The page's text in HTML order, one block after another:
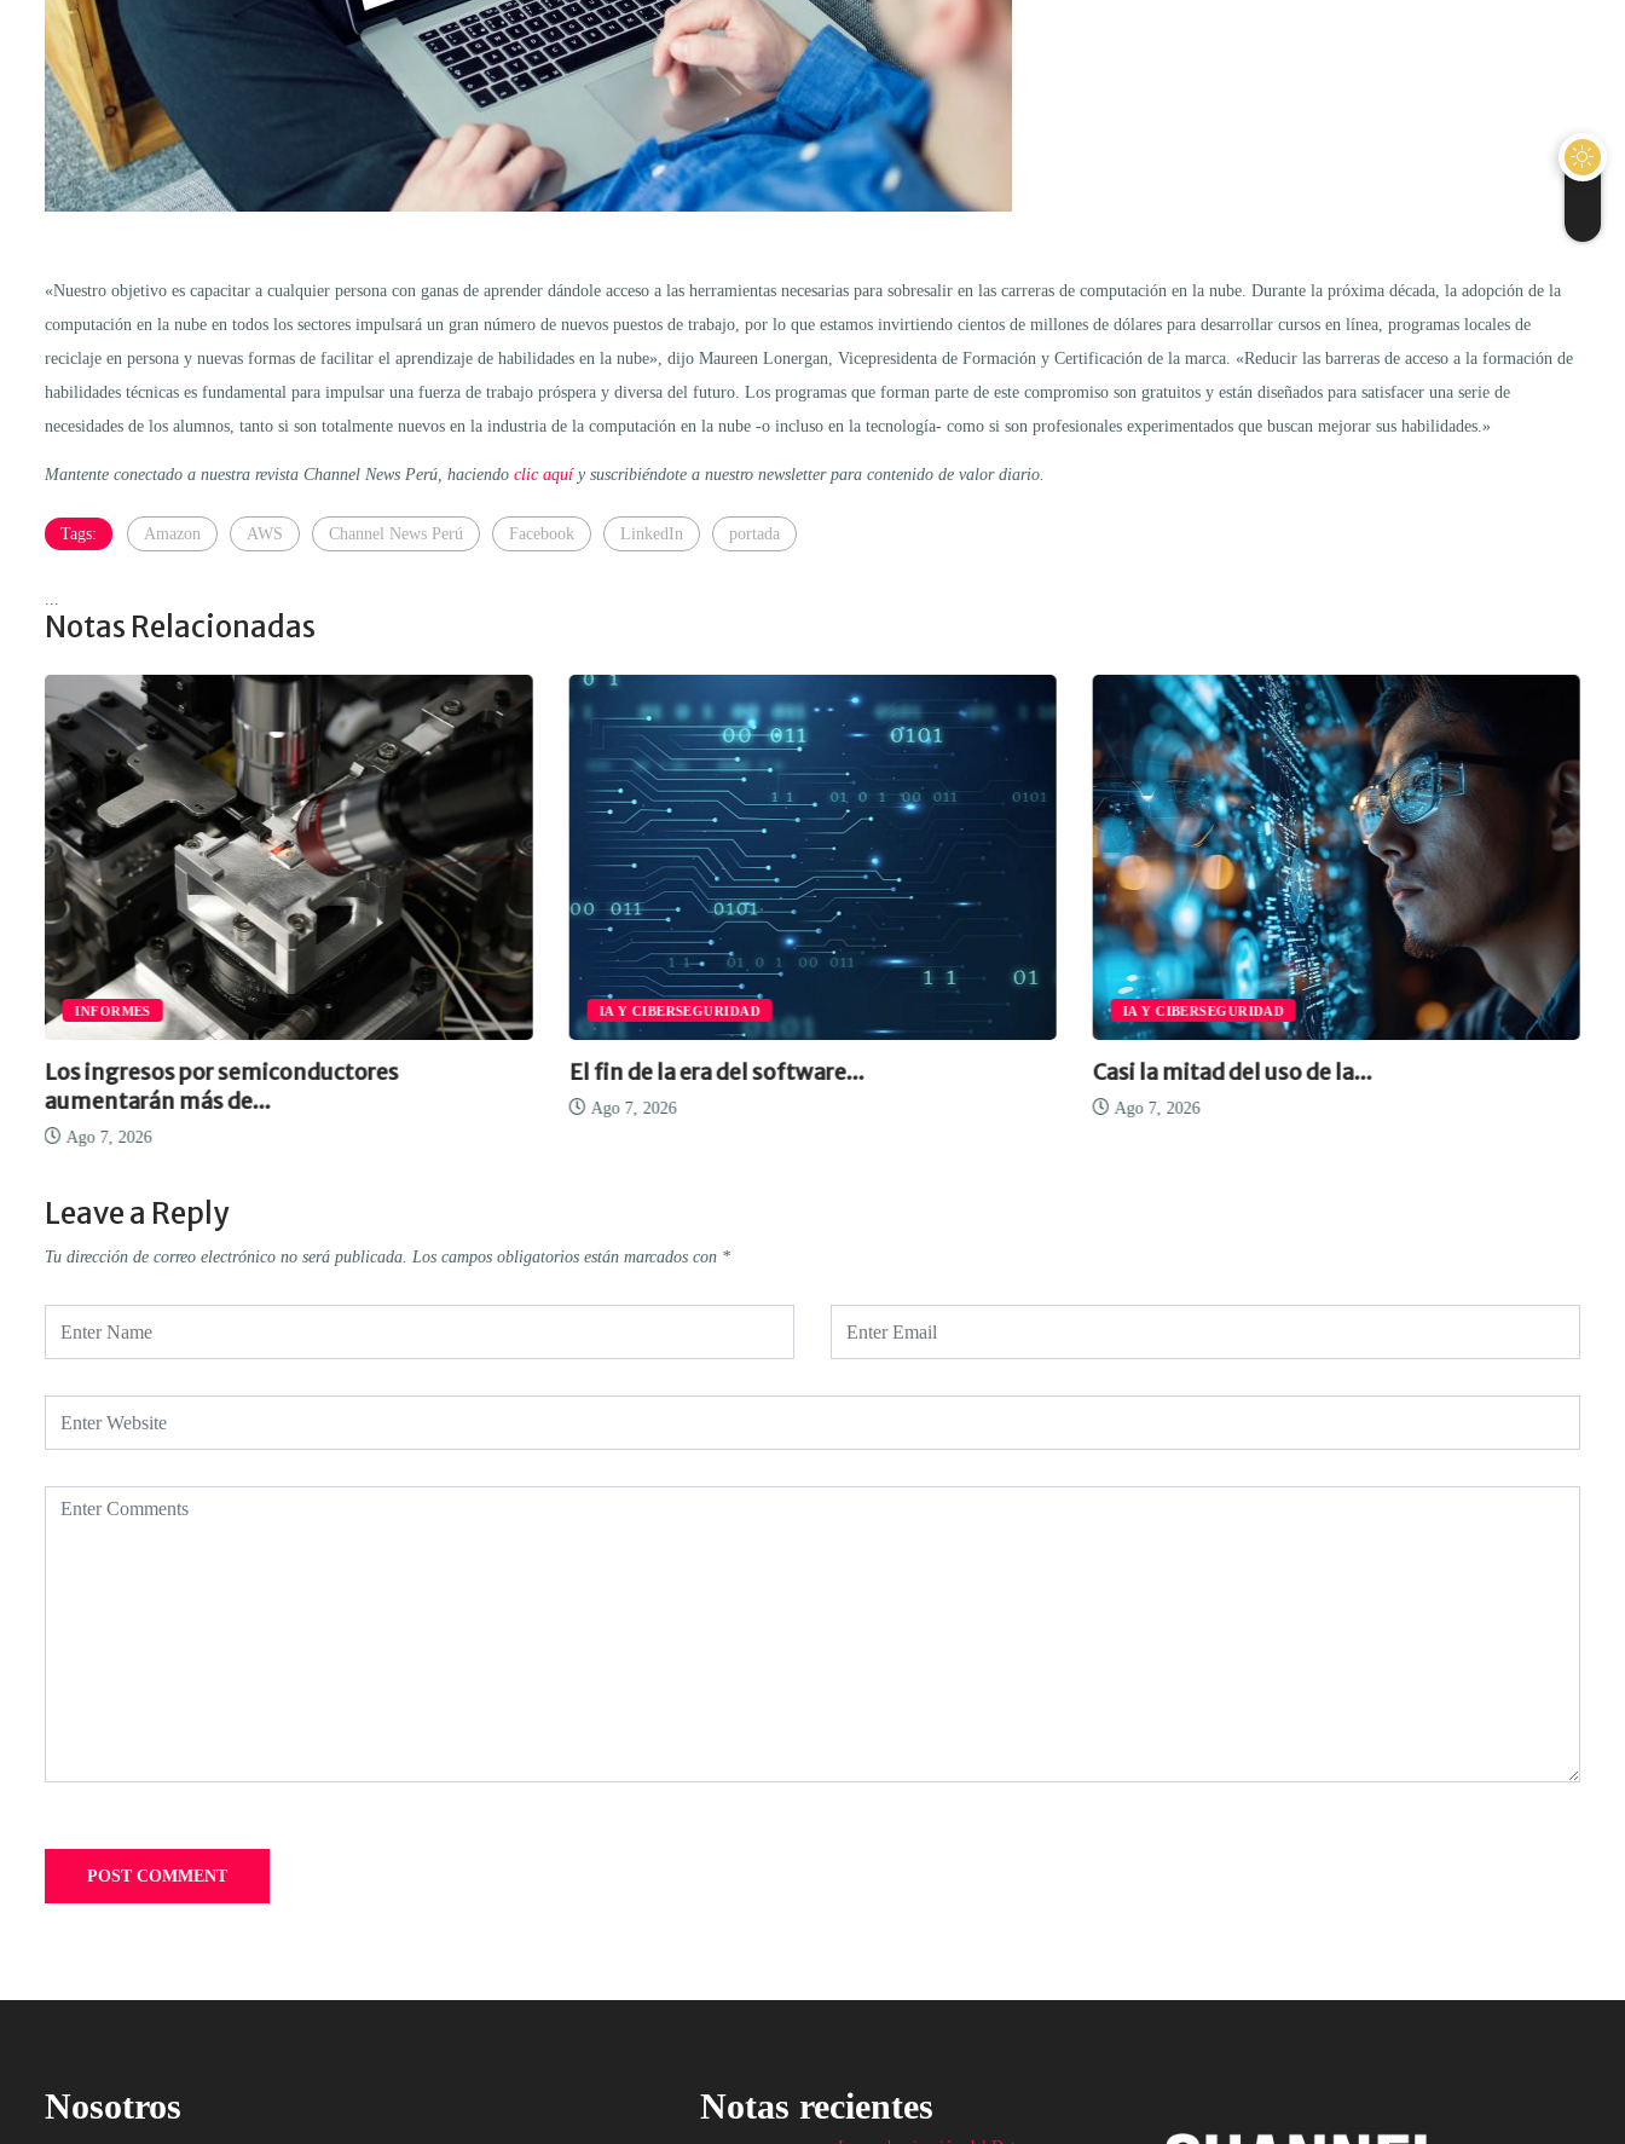
«Nuestro objetivo es capacitar a cualquier persona con ganas de aprender dándole acceso a las herramientas necesarias para sobresalir en las carreras de computación en la nube. Durante la próxima década, la adopción de la
computación en la nube en todos los sectores impulsará un gran número de nuevos puestos de trabajo, por lo que estamos invirtiendo cientos de millones de dólares para desarrollar cursos en línea, programas locales de
reciclaje en persona y nuevas formas de facilitar el aprendizaje de habilidades en la nube», dijo Maureen Lonergan, Vicepresidenta de Formación y Certificación de la marca. «Reducir las barreras de acceso a la formación de
habilidades técnicas es fundamental para impulsar una fuerza de trabajo próspera y diversa del futuro. Los programas que forman parte de este compromiso son gratuitos y están diseñados para satisfacer una serie de
necesidades de los alumnos, tanto si son totalmente nuevos en la industria de la computación en la nube -o incluso en la tecnología- como si son profesionales experimentados que buscan mejorar sus habilidades.»
Mantente conectado a nuestra revista Channel News Perú, haciendo clic aquíy suscribiéndote a nuestro newsletter para contenido de valor diario.
Tags: Amazon AWS Channel News Perú Facebook LinkedIn portada
Notas Relacionadas
INFORMES
Los ingresos por semiconductores
aumentarán más de...
Ago 7, 2026
IA Y CIBERSEGURIDAD
El fin de la era del software...
Ago 7, 2026
IA Y CIBERSEGURIDAD
Casi la mitad del uso de la...
Ago 7, 2026
Leave a Reply
Tu dirección de correo electrónico no será publicada. Los campos obligatorios están marcados con *
Nosotros Notas recientes